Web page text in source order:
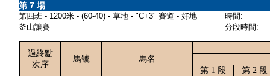
第 7 場
第四班 - 1200米 - (60-40) - 草地 - "C+3" 賽道 - 好地
釜山讓賽
時間:
分段時間:
過終點
次序
馬號
馬名
第 1 段
第 2 段